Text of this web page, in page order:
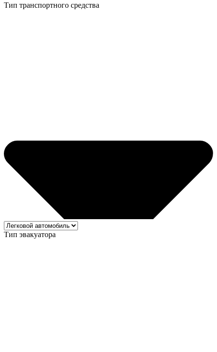
Тип транспортного средства
Тип эвакуатора